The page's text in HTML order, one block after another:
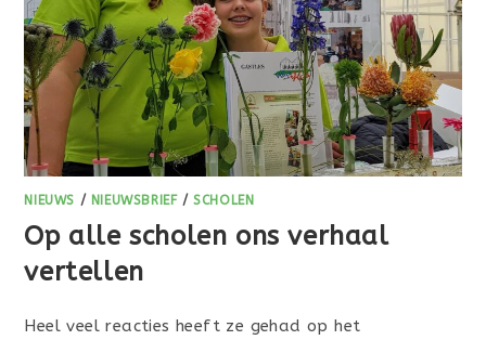
NIEUWS / NIEUWSBRIEF/SCHOLEN
Op alle scholen ons verhaal
vertellen
Heel veel reacties heeft ze gehad op het